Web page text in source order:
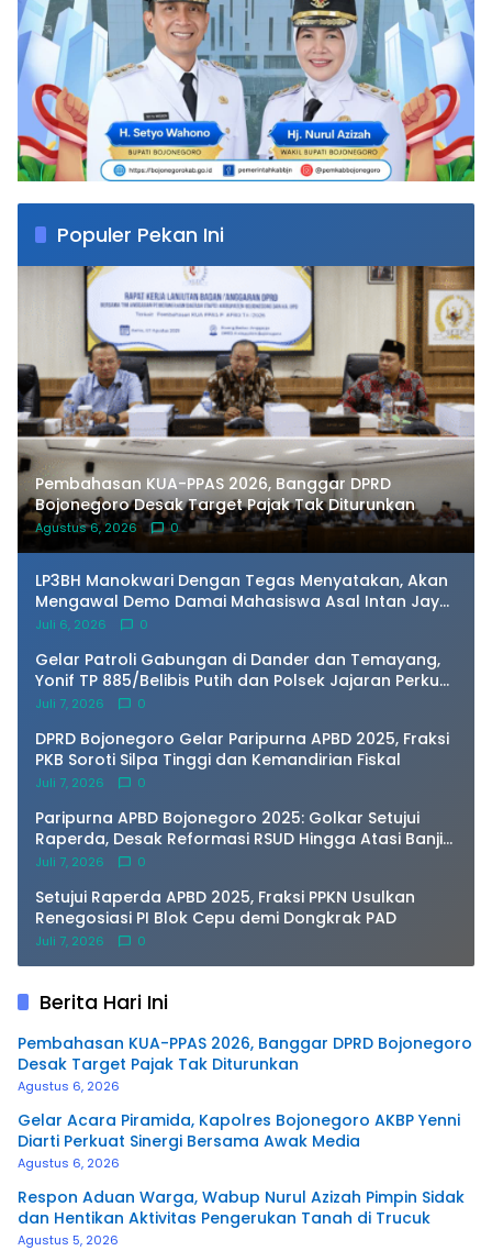
Populer Pekan Ini
Pembahasan KUA-PPAS 2026, Banggar DPRD
Bojonegoro Desak Target Pajak Tak Diturunkan
Agustus 6, 2026 0
LP3BH Manokwari Dengan Tegas Menyatakan, Akan
Mengawal Demo Damai Mahasiswa Asal Intan Jaya
di Amban Manokwari.
Juli 6, 2026 0
Gelar Patroli Gabungan di Dander dan Temayang,
Yonif TP 885/Belibis Putih dan Polsek Jajaran Perkuat
Sinergi Kamtibmas
Juli 7, 2026 0
DPRD Bojonegoro Gelar Paripurna APBD 2025, Fraksi
PKB Soroti Silpa Tinggi dan Kemandirian Fiskal
Juli 7, 2026 0
Paripurna APBD Bojonegoro 2025: Golkar Setujui
Raperda, Desak Reformasi RSUD Hingga Atasi Banjir
Kota
Juli 7, 2026 0
Setujui Raperda APBD 2025, Fraksi PPKN Usulkan
Renegosiasi PI Blok Cepu demi Dongkrak PAD
Juli 7, 2026 0
Berita Hari Ini
Pembahasan KUA-PPAS 2026, Banggar DPRD Bojonegoro
Desak Target Pajak Tak Diturunkan
Agustus 6, 2026
Gelar Acara Piramida, Kapolres Bojonegoro AKBP Yenni
Diarti Perkuat Sinergi Bersama Awak Media
Agustus 6, 2026
Respon Aduan Warga, Wabup Nurul Azizah Pimpin Sidak
dan Hentikan Aktivitas Pengerukan Tanah di Trucuk
Agustus 5, 2026